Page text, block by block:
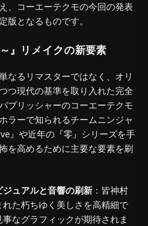
、コーエーテクモの今回の発表
版となるものです。
～』リメイクの新要素
なるリマスターではなく、オリ
つ現代の基準を取り入れた完全
ブリッシャーのコーエーテクモ
ラーで知られるチームニンジャ
』や近年の『零』シリーズを手
を高めるために主要な要素を刷
ュアルと音響の刷新：皆神村
た朽ちゆく美しさを高精細で
なグラフィックが期待されま